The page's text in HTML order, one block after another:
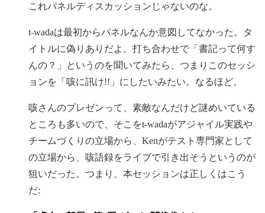
これパネルディスカッションじゃないのな。
t-wadaは最初からパネルなんか意図してなかった。タ
イトルに偽りありだよ。打ち合わせで「書記って何す
んの？」というのを聞いてみたら、つまりこのセッシ
ョンを「咳に訊け!!」にしたいみたい。なるほど。
咳さんのプレゼンって、素敵なんだけど謎めいている
ところも多いので、そこをt-wadaがアジャイル実践や
チームづくりの立場から、Kenがテスト専門家として
の立場から、咳語録をライブで引き出そうというのが
狙いだった。つまり、本セッションは正しくはこう
だ: